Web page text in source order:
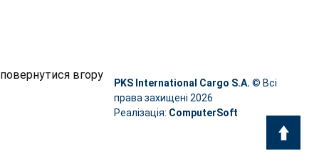
повернутися вгору
PKS International Cargo S.A. © Всі
права захищені 2026
Реалізація: ComputerSoft